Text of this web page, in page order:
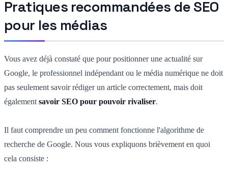
Pratiques recommandées de SEO
pour les médias
Vous avez déjà constaté que pour positionner une actualité sur
Google, le professionnel indépendant ou le média numérique ne doit
pas seulement savoir rédiger un article correctement, mais doit
également savoir SEO pour pouvoir rivaliser.
Il faut comprendre un peu comment fonctionne l'algorithme de
recherche de Google. Nous vous expliquons brièvement en quoi
cela consiste :